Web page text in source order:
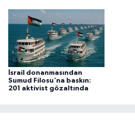
İsrail donanmasından
Sumud Filosu'na baskın:
201 aktivist gözaltında